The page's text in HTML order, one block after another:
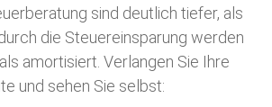
sind deutlich tiefer, als
die Steuereinsparung werden
amortisiert. Verlangen Sie Ihre
und sehen Sie selbst: